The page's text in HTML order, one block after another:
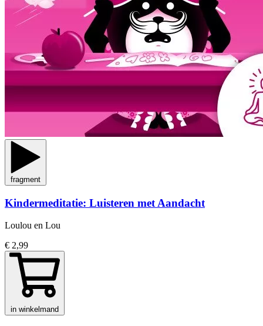
fragment
Kindermeditatie: Luisteren met Aandacht
Loulou en Lou
€ 2,99
in winkelmand